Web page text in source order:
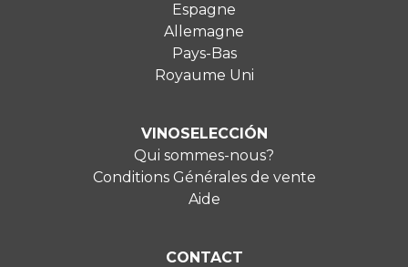
Espagne
Allemagne
Pays-Bas
Royaume Uni
VINOSELECCIÓN
Qui sommes-nous?
Conditions Générales de vente
Aide
CONTACT